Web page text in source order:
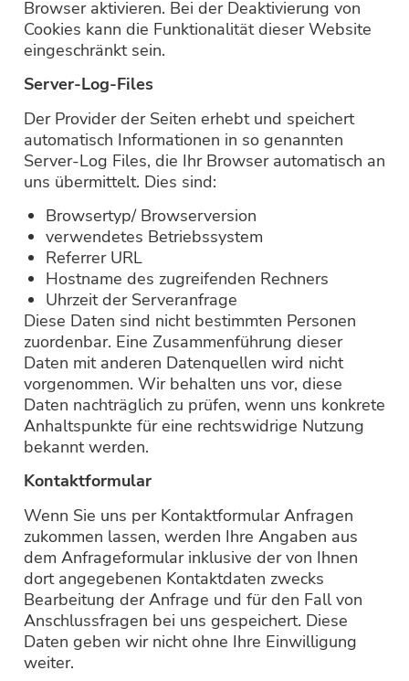
Browser aktivieren. Bei der Deaktivierung von
Cookies kann die Funktionalität dieser Website
eingeschränkt sein.
Server-Log-Files
Der Provider der Seiten erhebt und speichert
automatisch Informationen in so genannten
Server-Log Files, die Ihr Browser automatisch an
uns übermittelt. Dies sind:
Browsertyp/ Browserversion
verwendetes Betriebssystem
Referrer URL
Hostname des zugreifenden Rechners
Uhrzeit der Serveranfrage
Diese Daten sind nicht bestimmten Personen
zuordenbar. Eine Zusammenführung dieser
Daten mit anderen Datenquellen wird nicht
vorgenommen. Wir behalten uns vor, diese
Daten nachträglich zu prüfen, wenn uns konkrete
Anhaltspunkte für eine rechtswidrige Nutzung
bekannt werden.
Kontaktformular
Wenn Sie uns per Kontaktformular Anfragen
zukommen lassen, werden Ihre Angaben aus
dem Anfrageformular inklusive der von Ihnen
dort angegebenen Kontaktdaten zwecks
Bearbeitung der Anfrage und für den Fall von
Anschlussfragen bei uns gespeichert. Diese
Daten geben wir nicht ohne Ihre Einwilligung
weiter.